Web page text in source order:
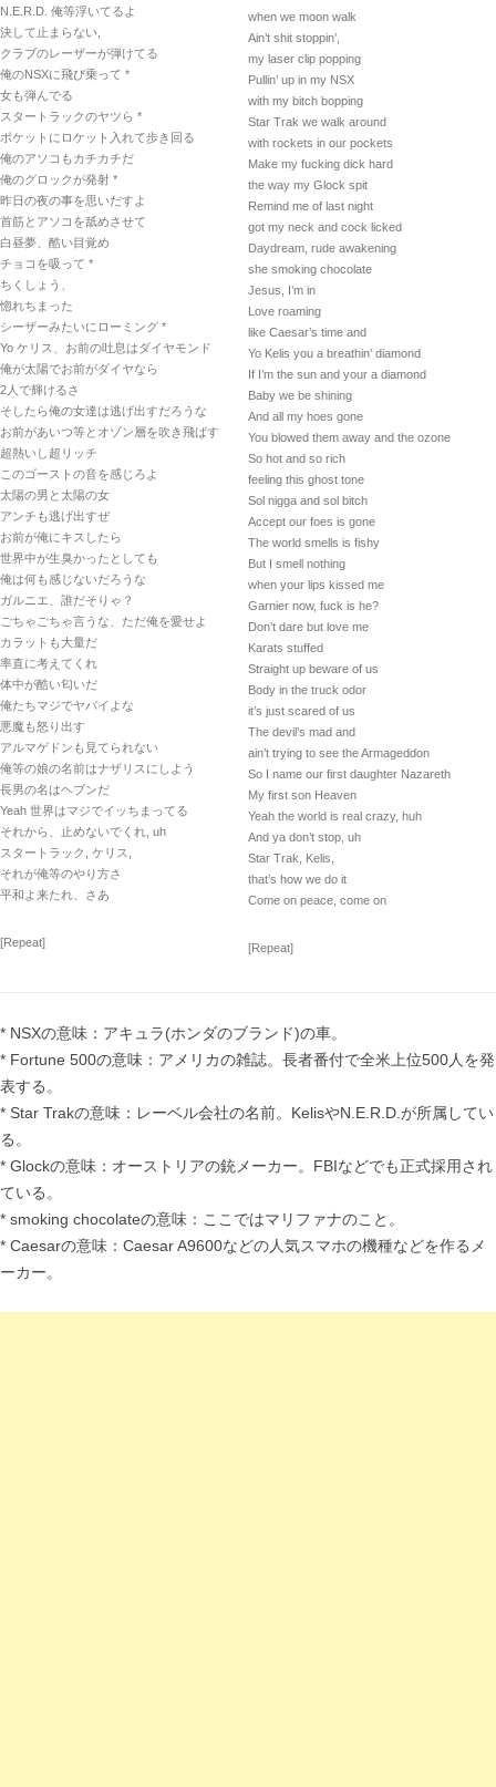
N.E.R.D. 俺等浮いてるよ
決して止まらない,
クラブのレーザーが弾けてる
俺のNSXに飛び乗って *
女も弾んでる
スタートラックのヤツら *
ポケットにロケット入れて歩き回る
俺のアソコもカチカチだ
俺のグロックが発射 *
昨日の夜の事を思いだすよ
首筋とアソコを舐めさせて
白昼夢、酷い目覚め
チョコを吸って *
ちくしょう、
惚れちまった
シーザーみたいにローミング *
Yo ケリス、お前の吐息はダイヤモンド
俺が太陽でお前がダイヤなら
2人で輝けるさ
そしたら俺の女達は逃げ出すだろうな
お前があいつ等とオゾン層を吹き飛ばす
超熱いし超リッチ
このゴーストの音を感じろよ
太陽の男と太陽の女
アンチも逃げ出すぜ
お前が俺にキスしたら
世界中が生臭かったとしても
俺は何も感じないだろうな
ガルニエ、誰だそりゃ？
ごちゃごちゃ言うな、ただ俺を愛せよ
カラットも大量だ
率直に考えてくれ
体中が酷い匂いだ
俺たちマジでヤバイよな
悪魔も怒り出す
アルマゲドンも見てられない
俺等の娘の名前はナザリスにしよう
長男の名はヘブンだ
Yeah 世界はマジでイッちまってる
それから、止めないでくれ, uh
スタートラック, ケリス,
それが俺等のやり方さ
平和よ来たれ、さあ
[Repeat]
when we moon walk
Ain’t shit stoppin’,
my laser clip popping
Pullin’ up in my NSX
with my bitch bopping
Star Trak we walk around
with rockets in our pockets
Make my fucking dick hard
the way my Glock spit
Remind me of last night
got my neck and cock licked
Daydream, rude awakening
she smoking chocolate
Jesus, I’m in
Love roaming
like Caesar’s time and
Yo Kelis you a breathin’ diamond
If I’m the sun and your a diamond
Baby we be shining
And all my hoes gone
You blowed them away and the ozone
So hot and so rich
feeling this ghost tone
Sol nigga and sol bitch
Accept our foes is gone
The world smells is fishy
But I smell nothing
when your lips kissed me
Garnier now, fuck is he?
Don’t dare but love me
Karats stuffed
Straight up beware of us
Body in the truck odor
it’s just scared of us
The devil’s mad and
ain’t trying to see the Armageddon
So I name our first daughter Nazareth
My first son Heaven
Yeah the world is real crazy, huh
And ya don’t stop, uh
Star Trak, Kelis,
that’s how we do it
Come on peace, come on
[Repeat]
* NSXの意味：アキュラ(ホンダのブランド)の車。
* Fortune 500の意味：アメリカの雑誌。長者番付で全米上位500人を発
表する。
* Star Trakの意味：レーベル会社の名前。KelisやN.E.R.D.が所属してい
る。
* Glockの意味：オーストリアの銃メーカー。FBIなどでも正式採用され
ている。
* smoking chocolateの意味：ここではマリファナのこと。
* Caesarの意味：Caesar A9600などの人気スマホの機種などを作るメ
ーカー。